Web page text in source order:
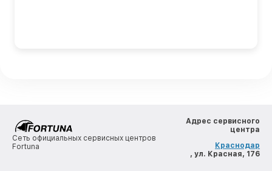
Сеть официальных сервисных центров
Fortuna
Адрес сервисного
центра
Краснодар
, ул. Красная, 176